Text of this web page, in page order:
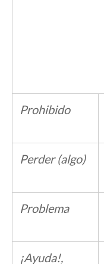
Prohibido
Perder (algo)
Problema
¡Ayuda!,